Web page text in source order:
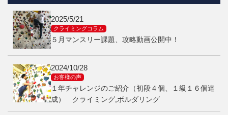
2025/5/21
クライミングコラム
５月マンスリー課題、攻略動画公開中！
2024/10/28
お客様の声
１年チャレンジのご紹介（初段４個、１級１６個達
成） クライミング,ボルダリング